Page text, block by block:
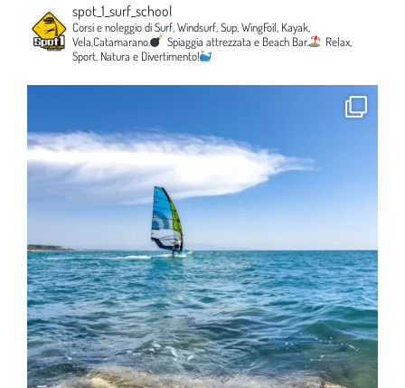
spot_1_surf_school
Corsi e noleggio di Surf, Windsurf, Sup, WingFoil, Kayak,
Vela,Catamarano.
Spiaggia attrezzata e Beach Bar.
Relax,
Sport, Natura e Divertimento!